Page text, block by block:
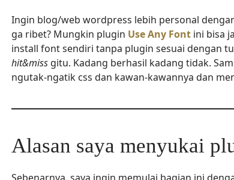
Ingin blog/web wordpress lebih personal
ga ribet? Mungkin plugin Use Any Font ini bisa
install font sendiri tanpa plugin sesuai dengan
hit&miss gitu. Kadang berhasil kadang tidak.
ngutak-ngatik css dan kawan-kawannya dan
Alasan saya menyukai